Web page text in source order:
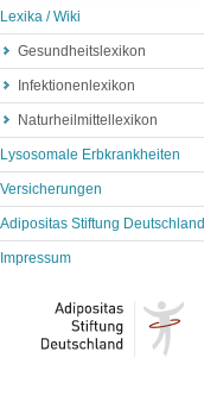
Lexika / Wiki
Gesundheitslexikon
Infektionenlexikon
Naturheilmittellexikon
Lysosomale Erbkrankheiten
Versicherungen
Adipositas Stiftung Deutschland
Impressum